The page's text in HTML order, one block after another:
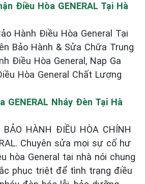
Điều Hòa GENERAL Tại Hà
Hành Điều Hòa General Tại
Bảo Hành & Sửa Chữa Trung
Điều Hòa General, Nạp Ga
Hòa General Chất Lượng
GENERAL Nháy Đèn Tại Hà
BẢO HÀNH ĐIỀU HÒA CHÍNH
Chuyên sửa mọi sự cố hư
hòa General tại nhà nói chung
phục triệt để tình trạng điều